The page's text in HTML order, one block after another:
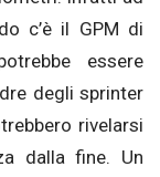
c’è il GPM di
essere
degli sprinter
rivelarsi
dalla fine. Un